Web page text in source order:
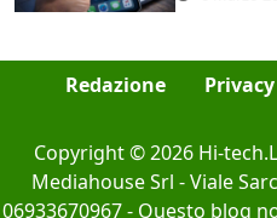
Redazione
Copyright © 2026 Hi-
Mediahouse Srl - Viale
06933670967 - Questo blog